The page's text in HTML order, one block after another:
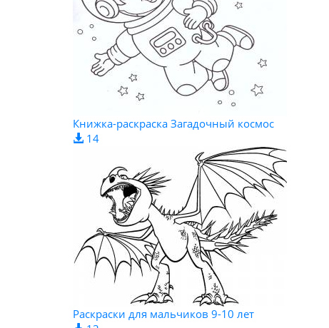
Книжка-раскраска Загадочный космос
14
Раскраски для мальчиков 9-10 лет